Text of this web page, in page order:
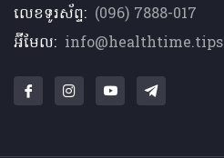
លេខទូរស័ព្ទ: (096) 7888-017
អ៊ីមែល: info@healthtime.tips